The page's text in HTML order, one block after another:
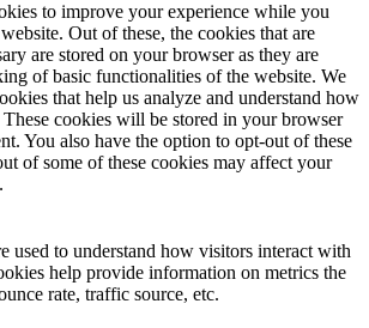
to improve your experience while you
Out of these, the cookies that are
are stored on your browser as they are
of basic functionalities of the website. We
that help us analyze and understand how
cookies will be stored in your browser
You also have the option to opt-out of these
of some of these cookies may affect your
used to understand how visitors interact with
help provide information on metrics the
rate, traffic source, etc.